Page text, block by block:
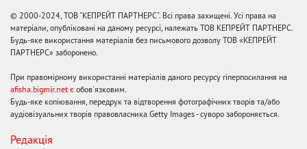
© 2000-2024, ТОВ "КЕПРЕЙТ ПАРТНЕРС". Всі права захищені. Усі права на
матеріали, опубліковані на даному ресурсі, належать ТОВ КЕПРЕЙТ ПАРТНЕРС.
Будь-яке використання матеріалів без письмового дозволу ТОВ «КЕПРЕЙТ
ПАРТНЕРС» заборонено.
При правомірному використанні матеріалів даного ресурсу гіперпосилання на
afisha.bigmir.net є обов'язковим.
Будь-яке копіювання, передрук та відтворення фотографічних творів та/або
аудіовізуальних творів правовласника Getty Images - суворо забороняється.
Редакція